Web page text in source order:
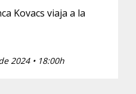
Kovacs viaja a la
2024 • 18:00h